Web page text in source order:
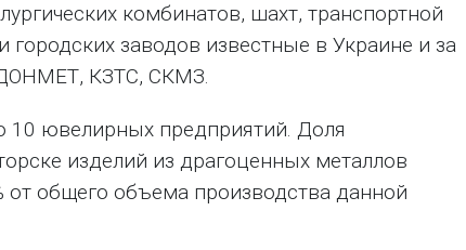
комбинатов, шахт, транспортной
заводов известные в Украине и за
КЗТС, СКМЗ.
10 ювелирных предприятий. Доля
изделий из драгоценных металлов
от общего объема производства данной